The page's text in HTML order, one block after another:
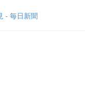
- 毎日新聞